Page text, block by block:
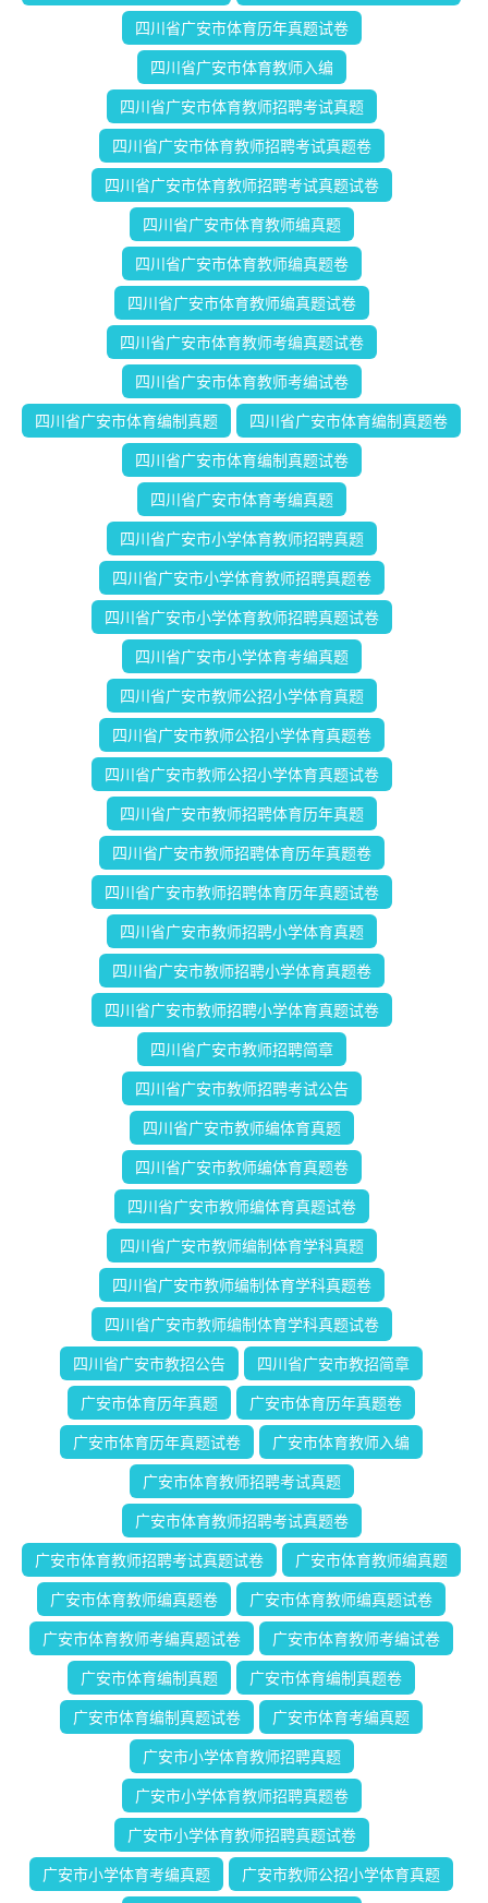
四川省广安市体育历年真题试卷
四川省广安市体育教师入编
四川省广安市体育教师招聘考试真题
四川省广安市体育教师招聘考试真题卷
四川省广安市体育教师招聘考试真题试卷
四川省广安市体育教师编真题
四川省广安市体育教师编真题卷
四川省广安市体育教师编真题试卷
四川省广安市体育教师考编真题试卷
四川省广安市体育教师考编试卷
四川省广安市体育编制真题 四川省广安市体育编制真题卷
四川省广安市体育编制真题试卷
四川省广安市体育考编真题
四川省广安市小学体育教师招聘真题
四川省广安市小学体育教师招聘真题卷
四川省广安市小学体育教师招聘真题试卷
四川省广安市小学体育考编真题
四川省广安市教师公招小学体育真题
四川省广安市教师公招小学体育真题卷
四川省广安市教师公招小学体育真题试卷
四川省广安市教师招聘体育历年真题
四川省广安市教师招聘体育历年真题卷
四川省广安市教师招聘体育历年真题试卷
四川省广安市教师招聘小学体育真题
四川省广安市教师招聘小学体育真题卷
四川省广安市教师招聘小学体育真题试卷
四川省广安市教师招聘简章
四川省广安市教师招聘考试公告
四川省广安市教师编体育真题
四川省广安市教师编体育真题卷
四川省广安市教师编体育真题试卷
四川省广安市教师编制体育学科真题
四川省广安市教师编制体育学科真题卷
四川省广安市教师编制体育学科真题试卷
四川省广安市教招公告 四川省广安市教招简章
广安市体育历年真题 广安市体育历年真题卷
广安市体育历年真题试卷 广安市体育教师入编
广安市体育教师招聘考试真题
广安市体育教师招聘考试真题卷
广安市体育教师招聘考试真题试卷 广安市体育教师编真题
广安市体育教师编真题卷 广安市体育教师编真题试卷
广安市体育教师考编真题试卷 广安市体育教师考编试卷
广安市体育编制真题 广安市体育编制真题卷
广安市体育编制真题试卷 广安市体育考编真题
广安市小学体育教师招聘真题
广安市小学体育教师招聘真题卷
广安市小学体育教师招聘真题试卷
广安市小学体育考编真题 广安市教师公招小学体育真题